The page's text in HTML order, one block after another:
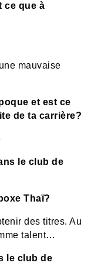
ce que à
mauvaise
et est ce
de ta carrière?
le club de
Thaï?
des titres. Au
talent…
le club de